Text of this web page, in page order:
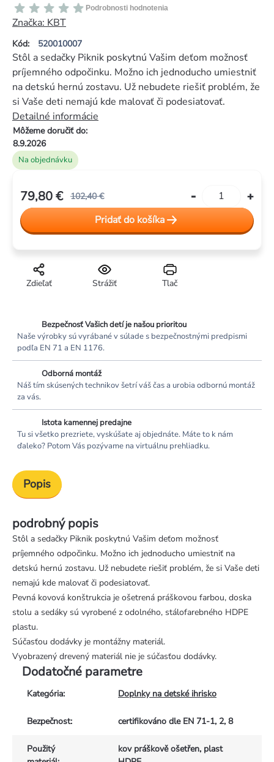
Kód: 520010007
Priemerné
hodnotenie
produktu
je
0,0
z
hviezdičiek.
Podrobnosti hodnotenia
Značka: KBT
Na objednávku
Môžeme doručiť do:
8.9.2026
Stôl a sedačky Piknik poskytnú Vašim deťom možnosť
príjemného odpočinku. Možno ich jednoducho umiestniť
na detskú hernú zostavu. Už nebudete riešiť problém, že
si Vaše deti nemajú kde malovať či podesiatovať.
Detailné informácie
Tlač
Strážiť
Zdieľať
102,40 €
79,80 €
Jednotková
cena:
Pridať do košíka
Bezpečnosť Vašich detí je našou prioritou
Naše výrobky sú vyrábané v súlade s bezpečnostnými predpismi
podľa EN 71 a EN 1176.
Odborná montáž
Náš tím skúsených technikov šetrí váš čas a urobia odbornú montáž
za vás.
Istota kamennej predajne
Tu si všetko prezriete, vyskúšate aj objednáte. Máte to k nám
ďaleko? Potom Vás pozývame na virtuálnu prehliadku.
Popis
podrobný popis
Stôl a sedačky Piknik poskytnú Vašim deťom možnosť
príjemného odpočinku. Možno ich jednoducho umiestniť na
detskú hernú zostavu. Už nebudete riešiť problém, že si Vaše deti
nemajú kde malovať či podesiatovať.
Pevná kovová konštrukcia je ošetrená práškovou farbou, doska
stolu a sedáky sú vyrobené z odolného, stálofarebného HDPE
plastu.
Súčasťou dodávky je montážny materiál.
Vyobrazený drevený materiál nie je súčasťou dodávky.
Dodatočné parametre
Kategória: Doplnky na detské ihrisko
Bezpečnost: certifikováno dle EN 71-1, 2, 8
Použitý
kov práškově ošetřen, plast